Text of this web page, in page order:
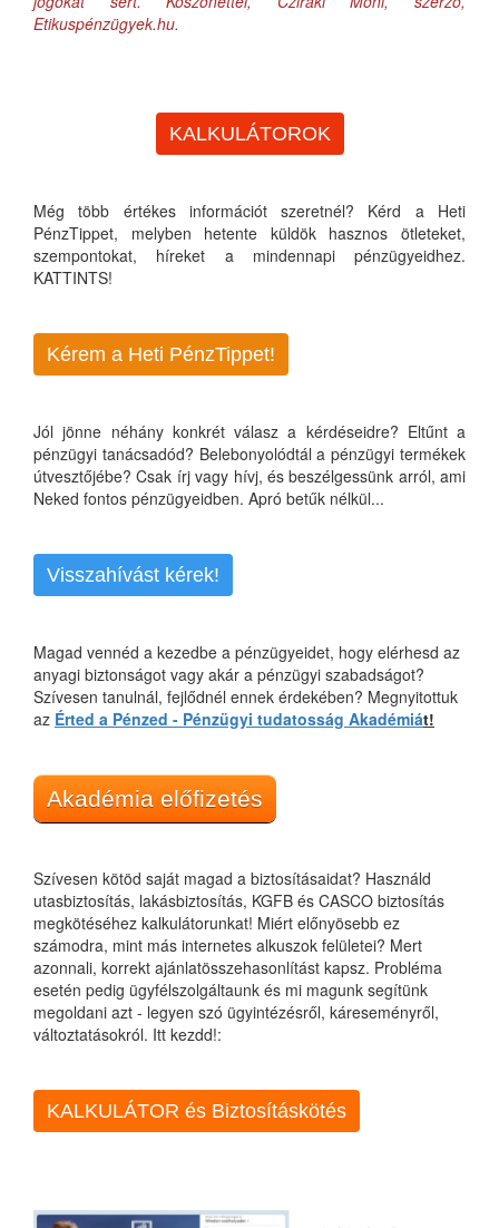
Etikuspénzügyek.hu.
KALKULÁTOROK
Még több értékes információt szeretnél? Kérd a Heti
PénzTippet, melyben hetente küldök hasznos ötleteket,
szempontokat, híreket a mindennapi pénzügyeidhez.
KATTINTS!
Kérem a Heti PénzTippet!
Jól jönne néhány konkrét válasz a kérdéseidre? Eltűnt a
pénzügyi tanácsadód? Belebonyolódtál a pénzügyi termékek
útvesztőjébe? Csak írj vagy hívj, és beszélgessünk arról, ami
Neked fontos pénzügyeidben. Apró betűk nélkül...
Visszahívást kérek!
Magad vennéd a kezedbe a pénzügyeidet, hogy elérhesd az
anyagi biztonságot vagy akár a pénzügyi szabadságot?
Szívesen tanulnál, fejlődnél ennek érdekében? Megnyitottuk
az Érted a Pénzed - Pénzügyi tudatosság Akadémiát!
Akadémia előfizetés
Szívesen kötöd saját magad a biztosításaidat? Használd
utasbiztosítás, lakásbiztosítás, KGFB és CASCO biztosítás
megkötéséhez kalkulátorunkat! Miért előnyösebb ez
számodra, mint más internetes alkuszok felületei? Mert
azonnali, korrekt ajánlatösszehasonlítást kapsz. Probléma
esetén pedig ügyfélszolgáltaunk és mi magunk segítünk
megoldani azt - legyen szó ügyintézésről, káreseményről,
változtatásokról. Itt kezdd!:
KALKULÁTOR és Biztosításkötés